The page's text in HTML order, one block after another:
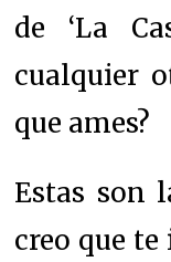
de ‘La
cualquier
que ames?
Estas son
creo que